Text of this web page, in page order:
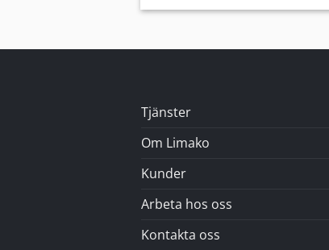
Tjänster
Om Limako
Kunder
Arbeta hos oss
Kontakta oss